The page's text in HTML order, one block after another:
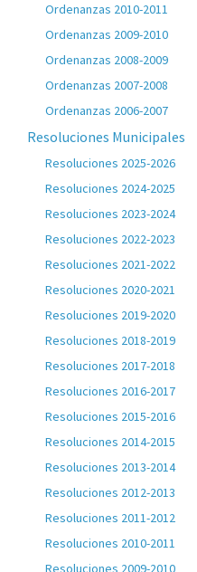
Ordenanzas 2010-2011
Ordenanzas 2009-2010
Ordenanzas 2008-2009
Ordenanzas 2007-2008
Ordenanzas 2006-2007
Resoluciones Municipales
Resoluciones 2025-2026
Resoluciones 2024-2025
Resoluciones 2023-2024
Resoluciones 2022-2023
Resoluciones 2021-2022
Resoluciones 2020-2021
Resoluciones 2019-2020
Resoluciones 2018-2019
Resoluciones 2017-2018
Resoluciones 2016-2017
Resoluciones 2015-2016
Resoluciones 2014-2015
Resoluciones 2013-2014
Resoluciones 2012-2013
Resoluciones 2011-2012
Resoluciones 2010-2011
Resoluciones 2009-2010